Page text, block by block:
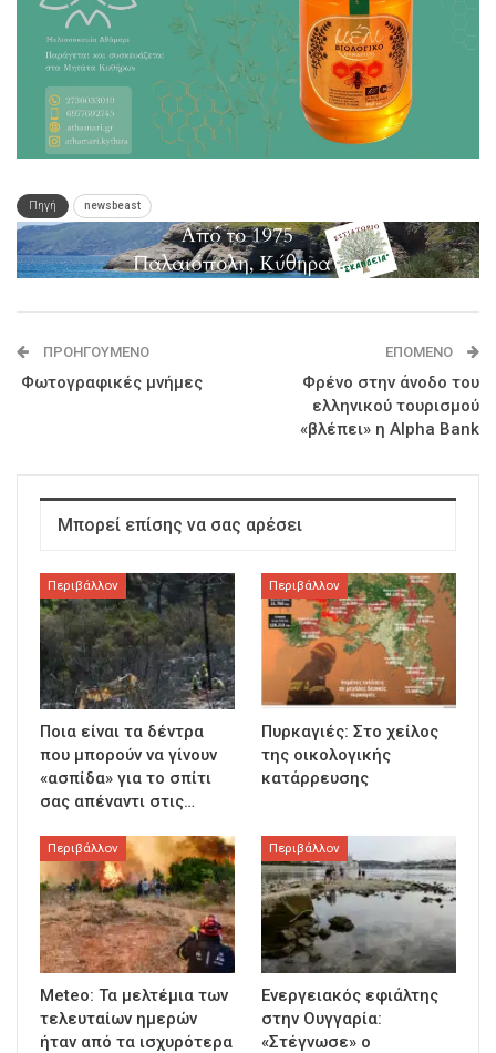
Πηγή newsbeast
ΠΡΟΗΓΟΎΜΕΝΟ
Φωτογραφικές μνήμες
ΕΠΌΜΕΝΟ
Φρένο στην άνοδο του
ελληνικού τουρισμού
«βλέπει» η Alpha Bank
Μπορεί επίσης να σας αρέσει
Περιβάλλον
Ποια είναι τα δέντρα
που μπορούν να γίνουν
«ασπίδα» για το σπίτι
σας απέναντι στις…
Περιβάλλον
Πυρκαγιές: Στο χείλος
της οικολογικής
κατάρρευσης
Περιβάλλον
Meteo: Τα μελτέμια των
τελευταίων ημερών
ήταν από τα ισχυρότερα
Περιβάλλον
Ενεργειακός εφιάλτης
στην Ουγγαρία:
«Στέγνωσε» ο